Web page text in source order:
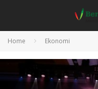
Home Ekonomi